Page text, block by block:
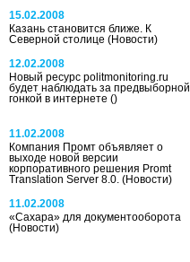
15.02.2008
Казань становится ближе. К
Северной столице (Новости)
12.02.2008
Новый ресурс politmonitoring.ru
будет наблюдать за предвыборной
гонкой в интернете ()
11.02.2008
Компания Промт объявляет о
выходе новой версии
корпоративного решения Promt
Translation Server 8.0. (Новости)
11.02.2008
«Сахара» для документооборота
(Новости)